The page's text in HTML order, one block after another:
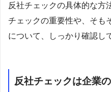
反社チェックの具体的な方
チェックの重要性や、そも
について、しっかり確認し
反社チェックは企業